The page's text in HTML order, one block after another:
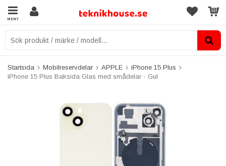
MENY
Startsida Mobilreservdelar APPLE
iPhone 15 Plus
iPhone 15 Plus Baksida Glas med smådelar - Gul